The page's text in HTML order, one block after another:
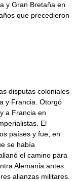
y Gran Bretaña en
que precedieron
disputas coloniales
y Francia. Otorgó
a Francia en
El
países y fue, en
se había
el camino para
Alemania antes
alianzas militares.